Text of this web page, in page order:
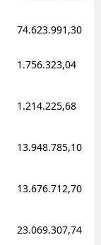
74.623.991,30
1.756.323,04
1.214.225,68
13.948.785,10
13.676.712,70
23.069.307,74